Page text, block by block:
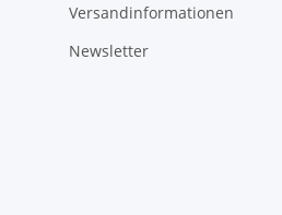
Versandinformationen
Newsletter